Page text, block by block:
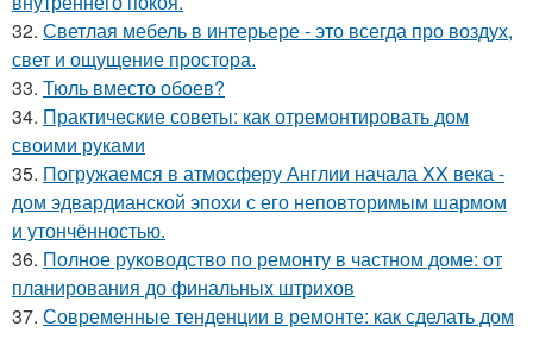
32. Светлая мебель в интерьере - это всегда про воздух,
свет и ощущение простора.
33. Тюль вместо обоев?
34. Практические советы: как отремонтировать дом
своими руками
35. Погружаемся в атмосферу Англии начала XX века -
дом эдвардианской эпохи с его неповторимым шармом
и утончённостью.
36. Полное руководство по ремонту в частном доме: от
планирования до финальных штрихов
37. Современные тенденции в ремонте: как сделать дом